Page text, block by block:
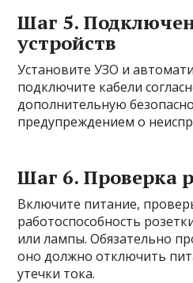
Шаг 5.
устройств
Установите УЗО и
подключите кабели
дополнительную
предупреждением о
Шаг 6. Проверка
Включите питание,
работоспособность
или лампы. Обязательно
оно должно отключить
утечки тока.